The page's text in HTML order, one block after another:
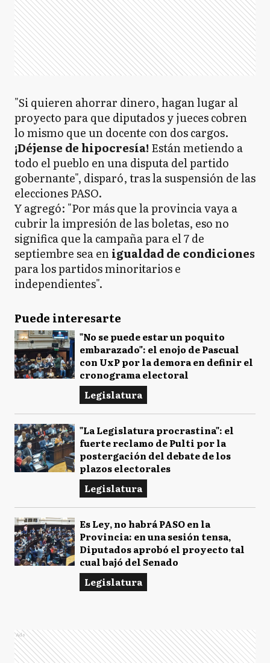
"Si quieren ahorrar dinero, hagan lugar al
proyecto para que diputados y jueces cobren
lo mismo que un docente con dos cargos.
¡Déjense de hipocresía! Están metiendo a
todo el pueblo en una disputa del partido
gobernante", disparó, tras la suspensión de las
elecciones PASO.
Y agregó: "Por más que la provincia vaya a
cubrir la impresión de las boletas, eso no
significa que la campaña para el 7 de
septiembre sea enigualdad de condiciones
para los partidos minoritarios e
independientes".
Puede interesarte
"No se puede estar un poquito
embarazado": el enojo de Pascual
con UxP por la demora en definir el
cronograma electoral
Legislatura
"La Legislatura procrastina": el
fuerte reclamo de Pulti por la
postergación del debate de los
plazos electorales
Legislatura
Es Ley, no habrá PASO en la
Provincia: en una sesión tensa,
Diputados aprobó el proyecto tal
cual bajó del Senado
Legislatura
Ads